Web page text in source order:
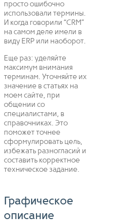
просто ошибочно
использовали термины.
И когда говорили “CRM”
на самом деле имели в
виду ERP или наоборот.
Еще раз: уделяйте
максимум внимания
терминам. Уточняйте их
значение в статьях на
моем сайте, при
общении со
специалистами, в
справочниках. Это
поможет точнее
сформулировать цель,
избежать разногласий и
составить корректное
техническое задание.
Графическое
описание